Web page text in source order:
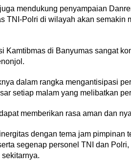
mendukung penyampaian
TNI-Polri di wilayah akan semakin
Kamtibmas di Banyumas sangat
dalam rangka mengantisipasi
setiap malam yang melibatkan
memberikan rasa aman dan
dengan tema jam pimpinan
segenap personel TNI dan